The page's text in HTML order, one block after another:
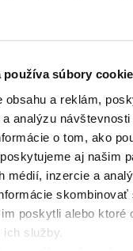
používa súbory
obsahu a reklám,
analýzu
o tom, ako
aj našim
médií, inzercie a
skombinovať
poskytli alebo ktoré
služby.
Social